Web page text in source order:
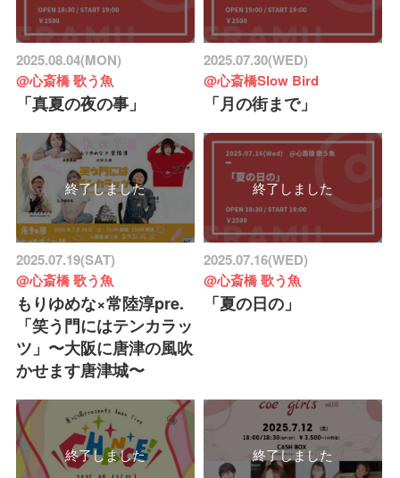
2025.08.04(MON)
@心斎橋 歌う魚
「真夏の夜の事」
2025.07.30(WED)
@心斎橋Slow Bird
「月の街まで」
終了しました
2025.07.19(SAT)
@心斎橋 歌う魚
もりゆめな×常陸淳pre.
「笑う門にはテンカラッ
ツ」〜大阪に唐津の風吹
かせます唐津城〜
終了しました
2025.07.16(WED)
@心斎橋 歌う魚
「夏の日の」
終了しました 終了しました